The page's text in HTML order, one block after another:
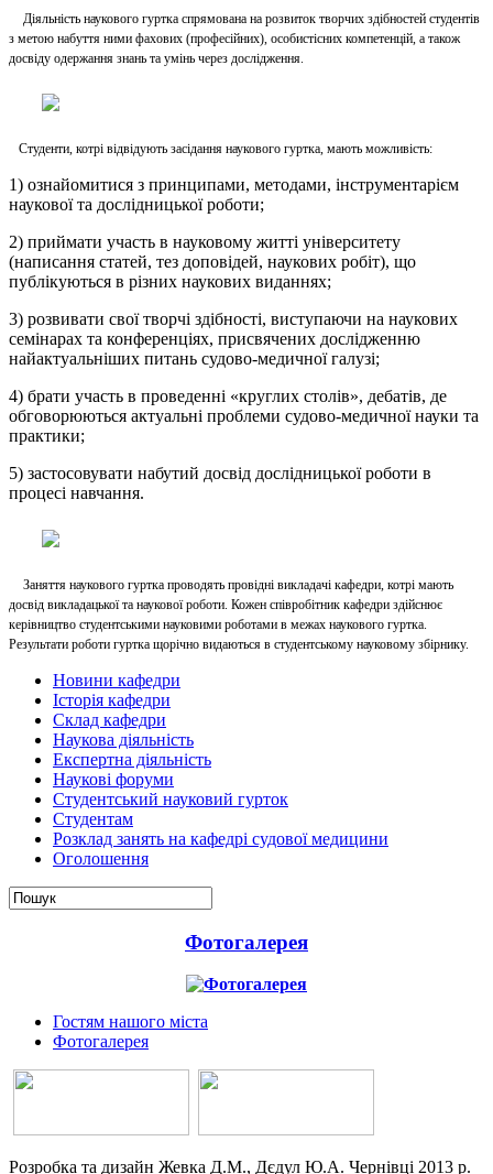
Діяльність наукового гуртка спрямована на розвиток творчих здібностей студентів
з метою набуття ними фахових (професійних), особистісних компетенцій, а також
досвіду одержання знань та умінь через дослідження.
Студенти, котрі відвідують засідання наукового гуртка, мають можливість:
1) ознайомитися з принципами, методами, інструментарієм
наукової та дослідницької роботи;
2) приймати участь в науковому житті університету
(написання статей, тез доповідей, наукових робіт), що
публікуються в різних наукових виданнях;
3) розвивати свої творчі здібності, виступаючи на наукових
семінарах та конференціях, присвячених дослідженню
найактуальніших питань судово-медичної галузі;
4) брати участь в проведенні «круглих столів», дебатів, де
обговорюються актуальні проблеми судово-медичної науки та
практики;
5) застосовувати набутий досвід дослідницької роботи в
процесі навчання.
Заняття наукового гуртка проводять провідні викладачі кафедри, котрі мають
досвід викладацької та наукової роботи. Кожен співробітник кафедри здійснює
керівництво студентськими науковими роботами в межах наукового гуртка.
Результати роботи гуртка щорічно видаються в студентському науковому збірнику.
Новини кафедри
Історія кафедри
Склад кафедри
Наукова діяльність
Експертна діяльність
Наукові форуми
Студентський науковий гурток
Студентам
Розклад занять на кафедрі судової медицини
Оголошення
Фотогалерея
Гостям нашого міста
Фотогалерея
Розробка та дизайн Жевка Д.М., Дєдул Ю.А. Чернівці 2013 р.